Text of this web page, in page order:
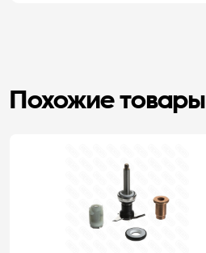
Похожие товары